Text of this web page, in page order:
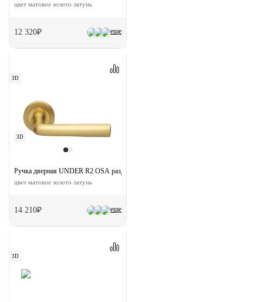
еще
цвет матовое золото латунь
12 320₽
3D
3D
еще
Ручка дверная UNDER R2 OSA раздельная на круглой розетке
цвет матовое золото латунь
14 210₽
3D